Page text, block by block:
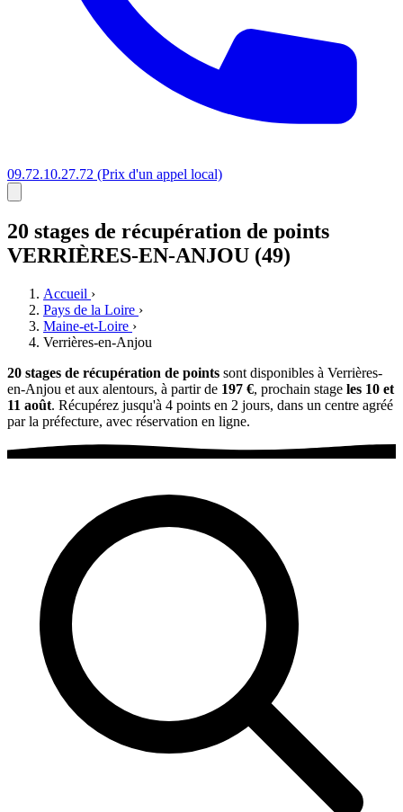
09.72.10.27.72 (Prix d'un appel local)
20 stages de récupération de points
VERRIÈRES-EN-ANJOU (49)
Accueil ›
Pays de la Loire ›
Maine-et-Loire ›
Verrières-en-Anjou
20 stages de récupération de points sont disponibles à Verrières-
en-Anjou et aux alentours, à partir de 197 €, prochain stage les 10 et
11 août. Récupérez jusqu'à 4 points en 2 jours, dans un centre agréé
par la préfecture, avec réservation en ligne.